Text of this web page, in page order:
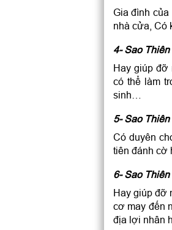
Gia đình
nhà cửa, Có
4- Sao
Hay giúp đỡ
có thể làm
sinh…
5- Sao
Có duyên
tiên đánh cờ
6- Sao
Hay giúp đỡ
cơ may đến
địa lợi nhân